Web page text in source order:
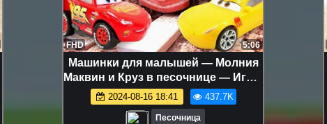
FHD 5:06
Машинки для малышей — Молния
Маквин и Круз в песочнице — Игры
для самых маленьких
2024-08-16 18:41 437.7K
Песочница